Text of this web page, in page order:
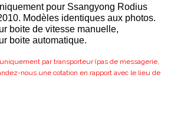
pour Ssangyong Rodius
Modèles identiques aux photos.
boite de vitesse manuelle,
boite automatique.
par transporteur (pas de messagerie,
nous une cotation en rapport avec le lieu de